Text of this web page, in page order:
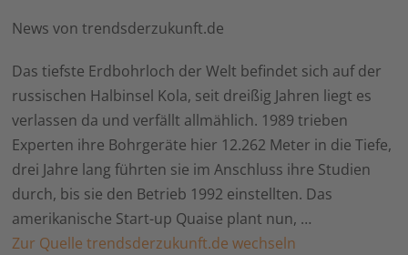
News von trendsderzukunft.de
Das tiefste Erdbohrloch der Welt befindet sich auf der
russischen Halbinsel Kola, seit dreißig Jahren liegt es
verlassen da und verfällt allmählich. 1989 trieben
Experten ihre Bohrgeräte hier 12.262 Meter in die Tiefe,
drei Jahre lang führten sie im Anschluss ihre Studien
durch, bis sie den Betrieb 1992 einstellten. Das
amerikanische Start-up Quaise plant nun, …
Zur Quelle trendsderzukunft.de wechseln